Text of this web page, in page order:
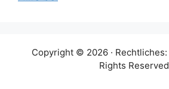
Copyright © 2026 · Rechtliches:
Rights Reserved